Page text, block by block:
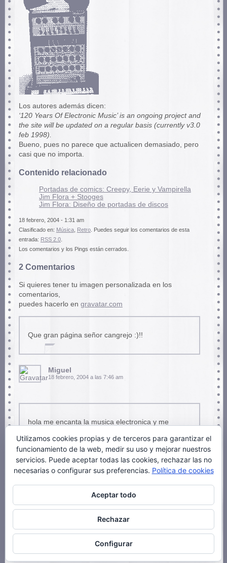
Los autores además dicen:
‘120 Years Of Electronic Music’ is an ongoing project and
the site will be updated on a regular basis (currently v3.0
feb 1998).
Bueno, pues no parece que actualicen demasiado, pero
casi que no importa.
Contenido relacionado
Portadas de comics: Creepy, Eerie y Vampirella
Jim Flora + Stooges
Jim Flora: Diseño de portadas de discos
18 febrero, 2004 - 1:31 am
Clasificado en: Música, Retro. Puedes seguir los comentarios de esta
entrada: RSS 2.0.
Los comentarios y los Pings están cerrados.
2 Comentarios
Si quieres tener tu imagen personalizada en los
comentarios,
puedes hacerlo en gravatar.com
Que gran página señor cangrejo :)!!
Miguel
18 febrero, 2004 a las 7:46 am
hola me encanta la musica electronica y me
posible
muchas gracias
ADIOS
3 marzo, 2008 a las 19:32 pm
Utilizamos cookies propias y de terceros para garantizar el
funcionamiento de la web, medir su uso y mejorar nuestros
servicios. Puede aceptar todas las cookies, rechazar las no
necesarias o configurar sus preferencias. Política de cookies
Aceptar todo
Rechazar
Configurar